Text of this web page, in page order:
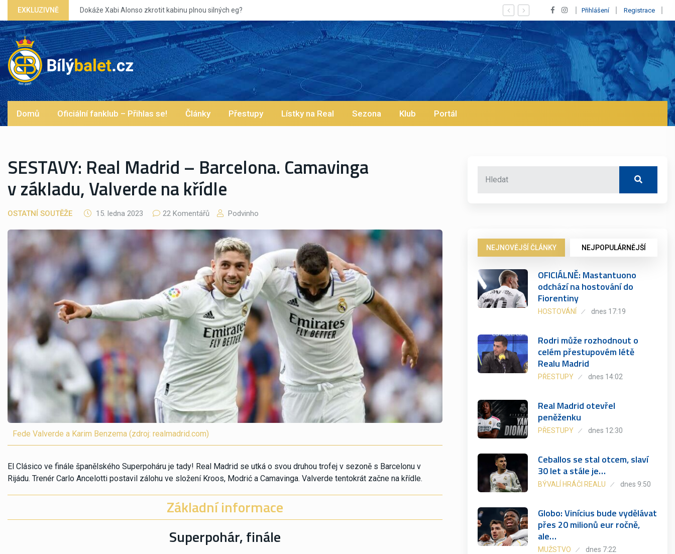
EXKLUZIVNĚ Vypískaný Vinícius! Blíží se jeho odchod z Realu a pustí se klub na trh už v lednu? | BALETKY #33
Přihlášení Registrace
Domů Oficiální fanklub – Přihlas se! Články Přestupy Lístky na Real Sezona Klub Portál
SESTAVY: Real Madrid – Barcelona. Camavinga
v základu, Valverde na křídle
OSTATNÍ SOUTĚŽE 15. ledna 2023 22 Komentářů Podvinho
Fede Valverde a Karim Benzema (zdroj: realmadrid.com)
El Clásico ve finále španělského Superpoháru je tady! Real Madrid se utká o svou druhou trofej v sezoně s Barcelonu v
Rijádu. Trenér Carlo Ancelotti postavil zálohu ve složení Kroos, Modrić a Camavinga. Valverde tentokrát začne na křídle.
Základní informace
Superpohár, finále
NEJNOVĚJŠÍ ČLÁNKY NEJPOPULÁRNĚJŠÍ
OFICIÁLNĚ: Mastantuono
odchází na hostování do
Fiorentiny
HOSTOVÁNÍ dnes 17:19
Rodri může rozhodnout o
celém přestupovém létě
Realu Madrid
PŘESTUPY dnes 14:02
Real Madrid otevřel
peněženku
PŘESTUPY dnes 12:30
Ceballos se stal otcem, slaví
30 let a stále je…
BÝVALÍ HRÁČI REALU dnes 9:50
Globo: Vinícius bude vydělávat
přes 20 milionů eur ročně,
ale…
MUŽSTVO dnes 7:22